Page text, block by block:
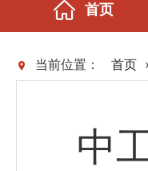
首页
当前位置： 首页
中